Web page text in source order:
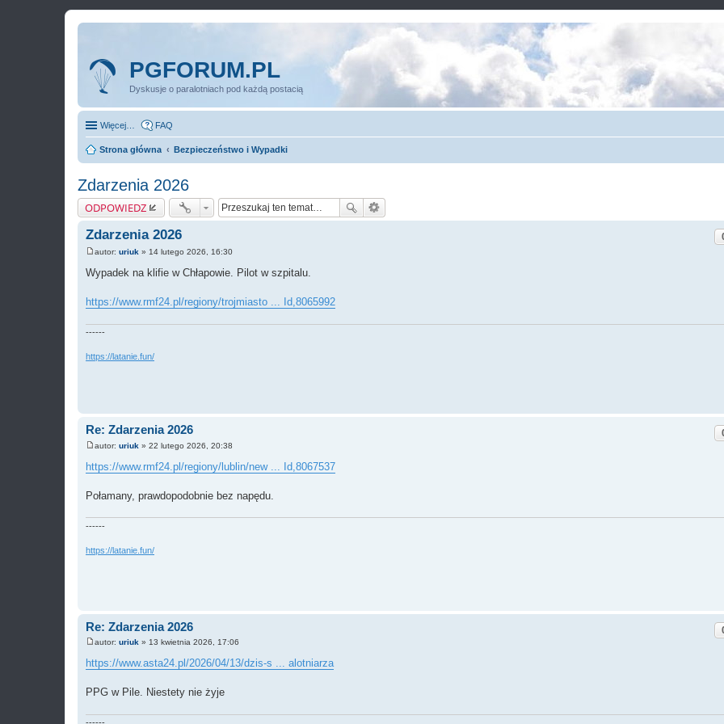
PGFORUM.PL
Dyskusje o paralotniach pod każdą postacią
Więcej… FAQ
Strona główna Bezpieczeństwo i Wypadki
Zdarzenia 2026
ODPOWIEDZ
Zdarzenia 2026
o
s
autor: uriuk » 14 lutego 2026, 16:30
Wypadek na klifie w Chłapowie. Pilot w szpitalu.
https://www.rmf24.pl/regiony/trojmiasto ... Id,8065992
------
https://latanie.fun/
Re: Zdarzenia 2026
o
s
autor: uriuk » 22 lutego 2026, 20:38
https://www.rmf24.pl/regiony/lublin/new ... Id,8067537
Połamany, prawdopodobnie bez napędu.
------
https://latanie.fun/
Re: Zdarzenia 2026
o
s
autor: uriuk » 13 kwietnia 2026, 17:06
https://www.asta24.pl/2026/04/13/dzis-s ... alotniarza
PPG w Pile. Niestety nie żyje